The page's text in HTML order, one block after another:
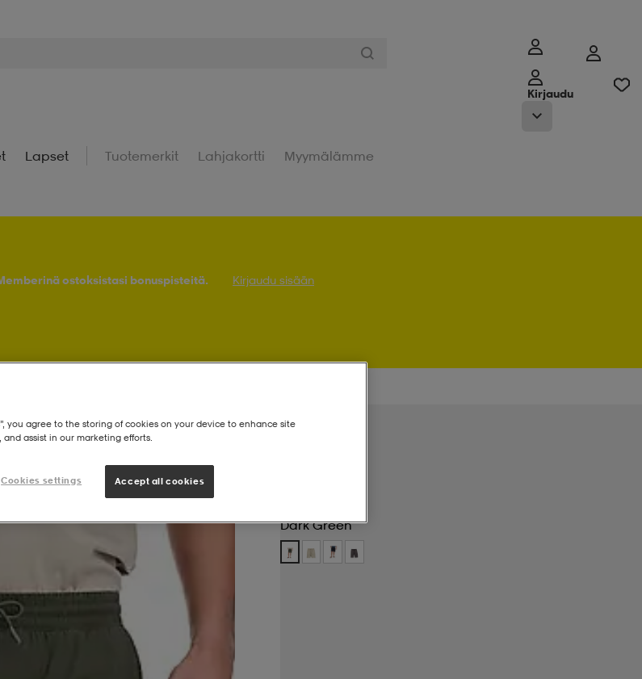
Kirjaudu
Lapset Tuotemerkit Lahjakortti Myymälämme
ostoksistasi bonuspisteitä. Kirjaudu sisään
Dark Green
you agree to the storing of cookies on your device to enhance site
assist in our marketing efforts.
Cookies settings Accept all cookies